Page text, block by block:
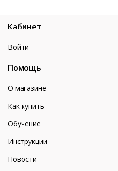
Кабинет
Войти
Помощь
О магазине
Как купить
Обучение
Инструкции
Новости